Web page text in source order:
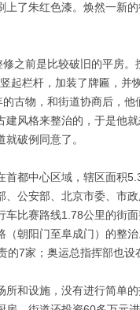
了朱红色漆。 焕然一新
前是比较破旧的平房。
起栏杆，加装了牌匾，并
古物，和街道协商后，他
风格来整治的，于是他
破例同意了。
都中心区域，辖区面积
公安部、北京市委、市
比赛路线1.78公里的街
朝阳门至阜成门）的整
7家；奥运总指挥部也设
和设施，没有进行简单的